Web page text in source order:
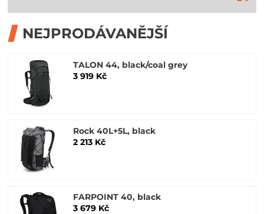
NEJPRODÁVANĚJŠÍ
TALON 44, black/coal grey
3 919 Kč
Rock 40L+5L, black
2 213 Kč
FARPOINT 40, black
3 679 Kč